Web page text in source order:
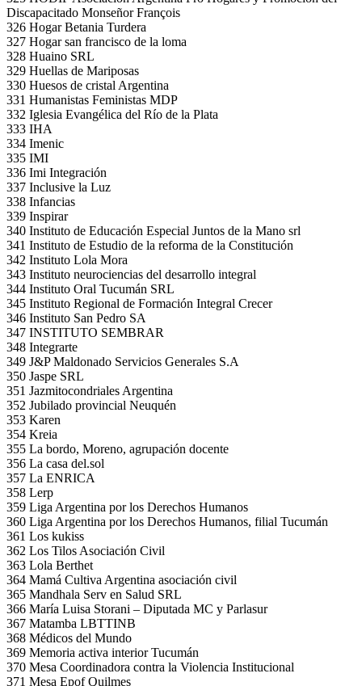
Discapacitado Monseñor François
326 Hogar Betania Turdera
327 Hogar san francisco de la loma
328 Huaino SRL
329 Huellas de Mariposas
330 Huesos de cristal Argentina
331 Humanistas Feministas MDP
332 Iglesia Evangélica del Río de la Plata
333 IHA
334 Imenic
335 IMI
336 Imi Integración
337 Inclusive la Luz
338 Infancias
339 Inspirar
340 Instituto de Educación Especial Juntos de la Mano srl
341 Instituto de Estudio de la reforma de la Constitución
342 Instituto Lola Mora
343 Instituto neurociencias del desarrollo integral
344 Instituto Oral Tucumán SRL
345 Instituto Regional de Formación Integral Crecer
346 Instituto San Pedro SA
347 INSTITUTO SEMBRAR
348 Integrarte
349 J&P Maldonado Servicios Generales S.A
350 Jaspe SRL
351 Jazmitocondriales Argentina
352 Jubilado provincial Neuquén
353 Karen
354 Kreia
355 La bordo, Moreno, agrupación docente
356 La casa del.sol
357 La ENRICA
358 Lerp
359 Liga Argentina por los Derechos Humanos
360 Liga Argentina por los Derechos Humanos, filial Tucumán
361 Los kukiss
362 Los Tilos Asociación Civil
363 Lola Berthet
364 Mamá Cultiva Argentina asociación civil
365 Mandhala Serv en Salud SRL
366 María Luisa Storani – Diputada MC y Parlasur
367 Matamba LBTTINB
368 Médicos del Mundo
369 Memoria activa interior Tucumán
370 Mesa Coordinadora contra la Violencia Institucional
371 Mesa Epof Quilmes